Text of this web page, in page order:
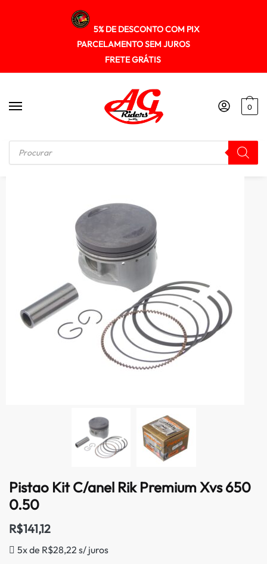
5% DE DESCONTO COM PIX
PARCELAMENTO SEM JUROS
FRETE GRÁTIS
0
Início / MOTOR
Pistao Kit C/anel Rik Premium Xvs 650
0.50
R$141,12
5x de R$28,22 s/ juros